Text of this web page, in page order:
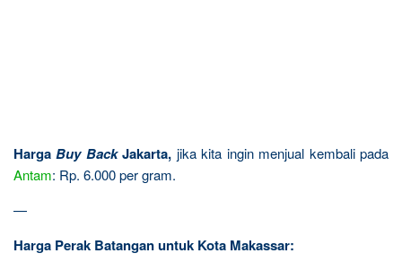
HargaBuy BackJakarta, jika kita ingin menjual kembali pada
Antam: Rp. 6.000 per gram.
—
Harga Perak Batangan untuk Kota Makassar: